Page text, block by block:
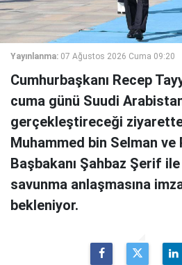
Yayınlanma: 07 Ağustos 2026 Cuma 09:20
Cumhurbaşkanı Recep
cuma günü Suudi
gerçekleştireceği
Muhammed bin Selman ve
Başbakanı Şahbaz Şerif
savunma anlaşmasına
bekleniyor.